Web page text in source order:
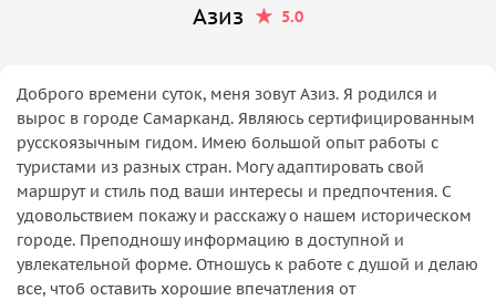
Азиз 5.0
Доброго времени суток, меня зовут Азиз. Я родился и
вырос в городе Самарканд. Являюсь сертифицированным
русскоязычным гидом. Имею большой опыт работы с
туристами из разных стран. Могу адаптировать свой
маршрут и стиль под ваши интересы и предпочтения. С
удовольствием покажу и расскажу о нашем историческом
городе. Преподношу информацию в доступной и
увлекательной форме. Отношусь к работе с душой и делаю
все, чтоб оставить хорошие впечатления от